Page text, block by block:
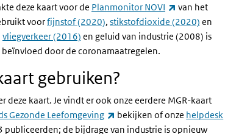
deze kaart voor de Planmonitor NOVI (externe link)
van het
voorfijnstof (2020), stikstofdioxide (2020) en
vliegverkeer (2016) en geluid van industrie (2008) is
door de coronamaatregelen.
gebruiken?
deze kaart. Je vindt er ook onze eerdere MGR-kaart
Gezonde Leefomgeving (externe link)
bekijken of onze helpdesk
publiceerden; de bijdrage van industrie is opnieuw